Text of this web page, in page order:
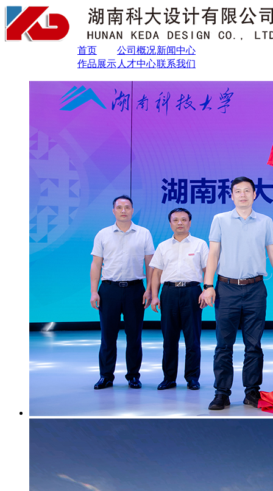
首页 公司概况新闻中心
作品展示 人才中心联系我们